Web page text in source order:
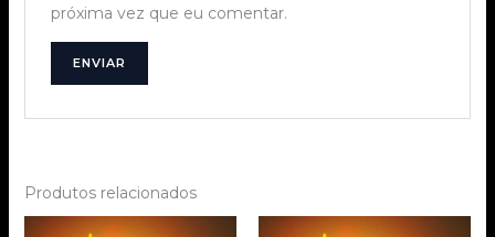
próxima vez que eu comentar.
Produtos relacionados